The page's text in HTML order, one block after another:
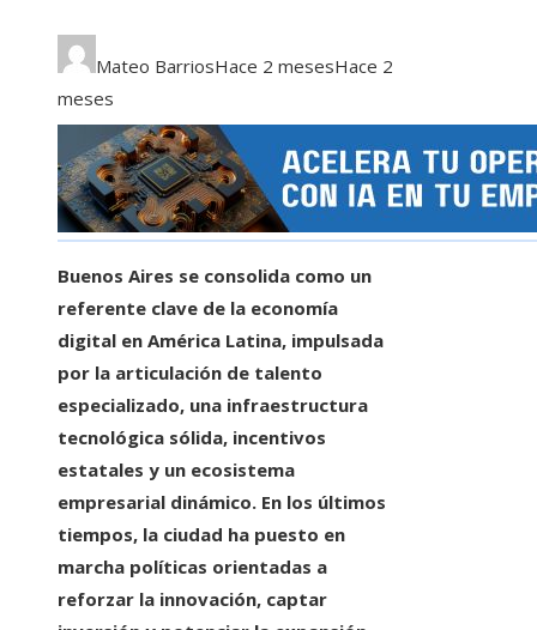
Mateo BarriosHace 2 mesesHace 2
meses
Buenos Aires se consolida como un
referente clave de la economía
digital en América Latina, impulsada
por la articulación de talento
especializado, una infraestructura
tecnológica sólida, incentivos
estatales y un ecosistema
empresarial dinámico. En los últimos
tiempos, la ciudad ha puesto en
marcha políticas orientadas a
reforzar la innovación, captar